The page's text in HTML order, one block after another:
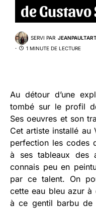
de
SERVI PAR
1 MINUTE DE LECTURE
Au détour d’une
tombé sur le profil
Ses oeuvres et son
Cet artiste installé au
perfection les codes
à ses tableaux des
connais peu en
par ce talent. On
cette eau bleu azur
à ce gentil barbu de